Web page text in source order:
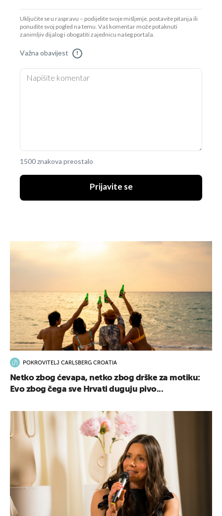
Uključite se u raspravu – podijelite svoje mišljenje, postavite pitanja ili
ponudite svoj pogled na temu. Vaš komentar može potaknuti
zanimljiv dijalog i obogatiti zajednicu našeg portala.
Važna obavijest !
1500 znakova preostalo
Prijavite se
POKROVITELJ CARLSBERG CROATIA
Netko zbog ćevapa, netko zbog drške za motiku:
Evo zbog čega sve Hrvati duguju pivo...